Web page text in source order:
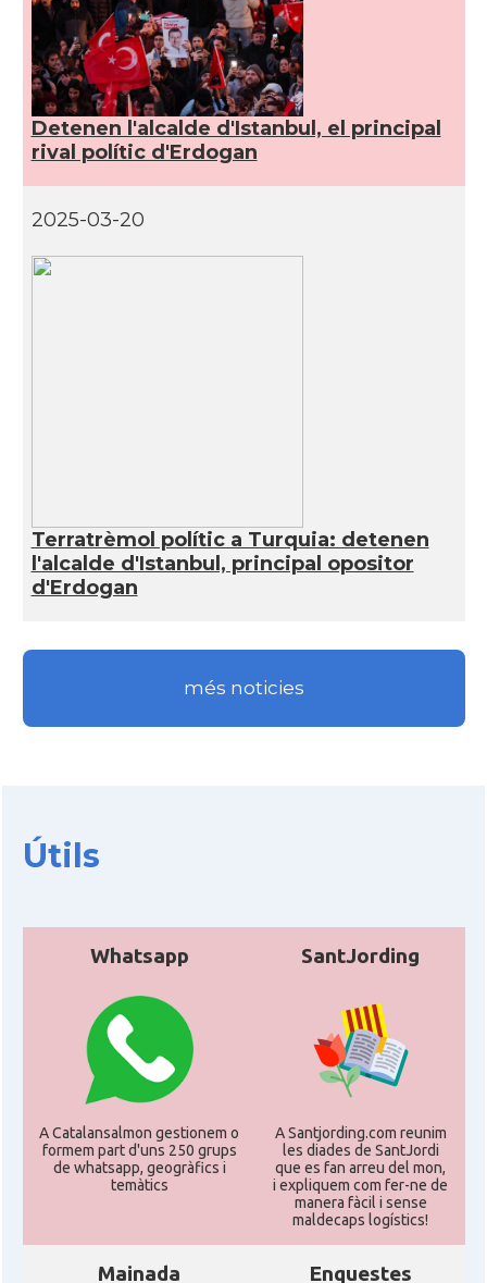
Detenen l'alcalde d'Istanbul, el principal
rival polític d'Erdogan
2025-03-20
Terratrèmol polític a Turquia: detenen
l'alcalde d'Istanbul, principal opositor
d'Erdogan
més noticies
Útils
Whatsapp
A Catalansalmon gestionem o
formem part d'uns 250 grups
de whatsapp, geogràfics i
temàtics
SantJording
A Santjording.com reunim
les diades de SantJordi
que es fan arreu del mon,
i expliquem com fer-ne de
manera fàcil i sense
maldecaps logí­stics!
Mainada Enquestes